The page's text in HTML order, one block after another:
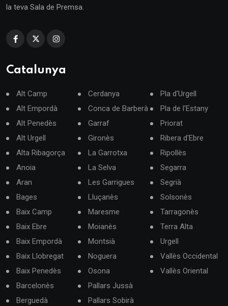
la teva Sala de Premsa.
Catalunya
Alt Camp
Alt Empordà
Alt Penedès
Alt Urgell
Alta Ribagorça
Anoia
Aran
Bages
Baix Camp
Baix Ebre
Baix Empordà
Baix Llobregat
Baix Penedès
Barcelonès
Berguedà
Cerdanya
Conca de Barberà
Garraf
Gironès
La Garrotxa
La Selva
Les Garrigues
Lluçanès
Maresme
Moianès
Montsià
Noguera
Osona
Pallars Jussà
Pallars Sobirà
Pla d'Urgell
Pla de l'Estany
Priorat
Ribera d'Ebre
Ripollès
Segarra
Segrià
Solsonès
Tarragonès
Terra Alta
Urgell
Vallès Occidental
Vallès Oriental